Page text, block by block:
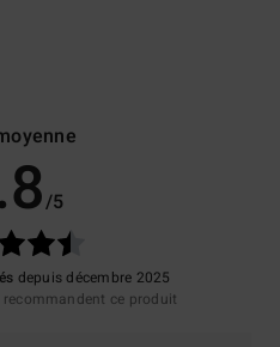
/5
depuis décembre 2025
ce produit